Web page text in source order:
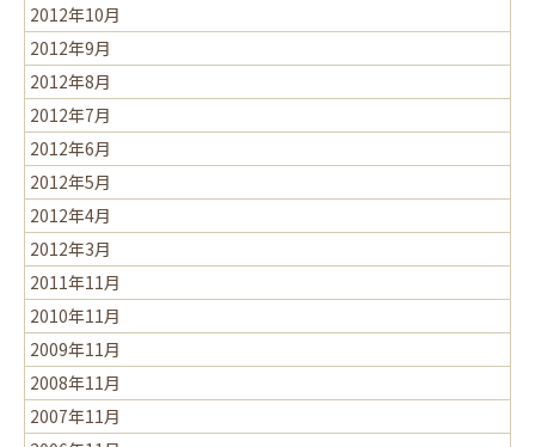
2012年10月
2012年9月
2012年8月
2012年7月
2012年6月
2012年5月
2012年4月
2012年3月
2011年11月
2010年11月
2009年11月
2008年11月
2007年11月